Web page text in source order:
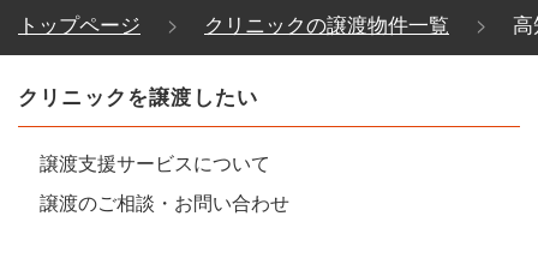
トップページ クリニックの譲渡物件一覧
クリニックを譲渡したい
譲渡支援サービスについて
譲渡のご相談・お問い合わせ